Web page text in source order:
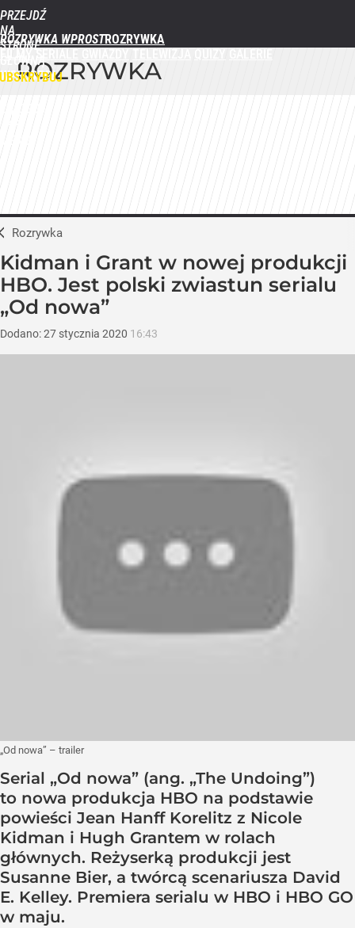
PRZEJDŹ
NA
STRONĘ
GŁÓWNĄ
WPROST.PL
ROZRYWKA WPROST
ROZRYWKA
Rozrywka
Kidman i Grant w nowej produkcji
HBO. Jest polski zwiastun serialu
„Od nowa”
Dodano:27 stycznia 2020 16:43
„Od nowa” – trailer
Serial „Od nowa” (ang. „The Undoing”)
to nowa produkcja HBO na podstawie
powieści Jean Hanff Korelitz z Nicole
Kidman i Hugh Grantem w rolach
głównych. Reżyserką produkcji jest
Susanne Bier, a twórcą scenariusza David
E. Kelley. Premiera serialu w HBO i HBO GO
w maju.